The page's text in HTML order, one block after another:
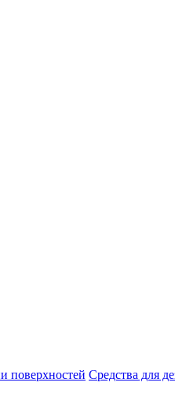
поверхностей Средства для